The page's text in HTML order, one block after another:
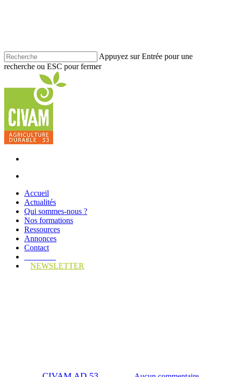
Appuyez sur Entrée pour une
recherche ou ESC pour fermer
recherche
Menu
search
Menu
Accueil
Actualités
Qui sommes-nous ?
Nos formations
Ressources
Annonces
Contact
NEWSLETTER